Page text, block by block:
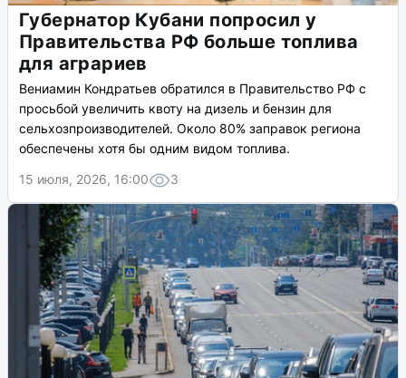
Губернатор Кубани попросил у
Правительства РФ больше топлива
для аграриев
Вениамин Кондратьев обратился в Правительство РФ с
просьбой увеличить квоту на дизель и бензин для
сельхозпроизводителей. Около 80% заправок региона
обеспечены хотя бы одним видом топлива.
15 июля, 2026, 16:00
3